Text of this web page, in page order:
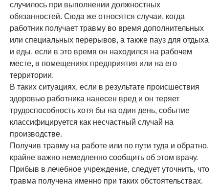
случилось при выполнении должностных
обязанностей. Сюда же относятся случаи, когда
работник получает травму во время дополнительных
или специальных перерывов, а также пауз для отдыха
и еды, если в это время он находился на рабочем
месте, в помещениях предприятия или на его
территории.
В таких ситуациях, если в результате происшествия
здоровью работника нанесен вред и он теряет
трудоспособность хотя бы на один день, событие
классифицируется как несчастный случай на
производстве.
Получив травму на работе или по пути туда и обратно,
крайне важно немедленно сообщить об этом врачу.
Прибыв в лечебное учреждение, следует уточнить, что
травма получена именно при таких обстоятельствах.